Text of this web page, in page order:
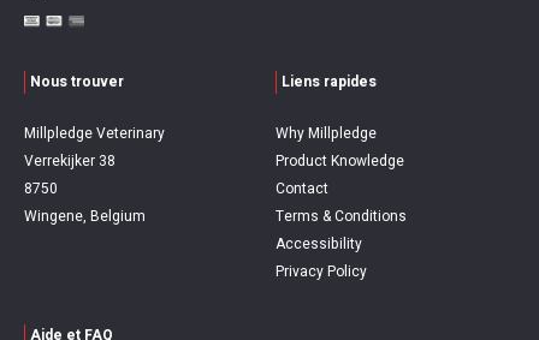
Nous trouver
Millpledge Veterinary
Verrekijker 38
8750
Wingene, Belgium
Liens rapides
Why Millpledge
Product Knowledge
Contact
Terms & Conditions
Accessibility
Privacy Policy
Aide et FAQ